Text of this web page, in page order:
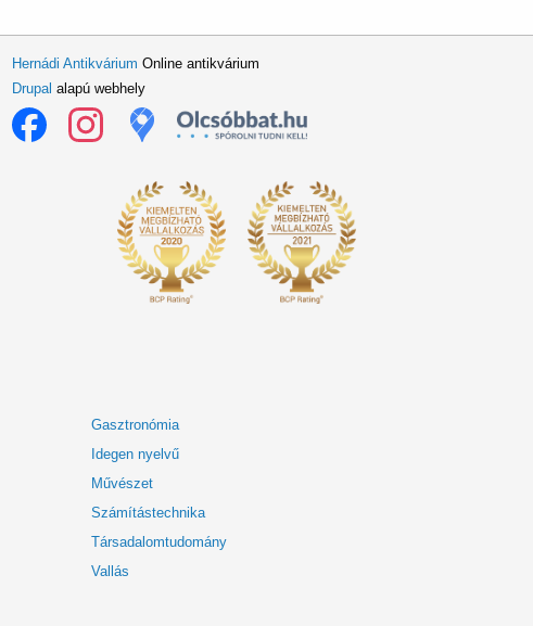
Hernádi Antikvárium Online antikvárium
Drupal alapú webhely
Gasztronómia
Idegen nyelvű
Művészet
Számítástechnika
Társadalomtudomány
Vallás